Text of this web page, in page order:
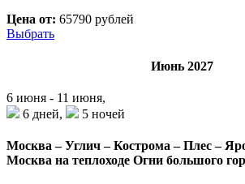
Цена от: 65790 рублей
Выбрать
Июнь 2027
6 июня - 11 июня,
6 дней,
5 ночей
Москва – Углич – Кострома – Плес –
Москва на теплоходе Огни большого